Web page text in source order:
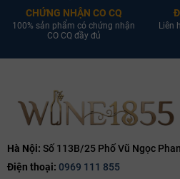
CHỨNG NHẬN CO CQ
100% sản phẩm có chứng nhận
CO CQ đầy đủ
Liên
Hà Nội: Số 113B/25 Phố Vũ Ngọc
Điện thoại: 0969 111 855